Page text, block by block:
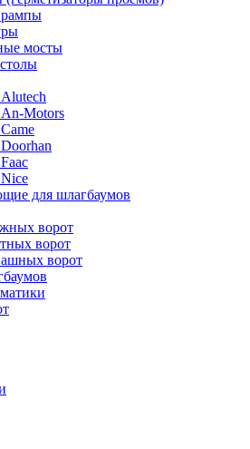
мосты
Motors
для шлагбаумов
ворот
ворот
ворот